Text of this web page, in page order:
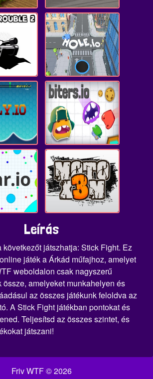
Leírás
játszhatja: Stick Fight. Ez
játék a Árkád műfajhoz, amelyet
weboldalon csak nagyszerű
össze, amelyeket munkahelyen és
az összes játékunk feloldva az
A Stick Fight játékban pontokat és
Teljesítsd az összes szintet, és
játszani!
Friv WTF © 2026